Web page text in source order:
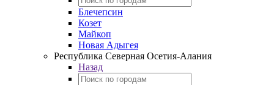
Блечепсин
Козет
Майкоп
Новая Адыгея
Республика Северная Осетия-Алания
Назад